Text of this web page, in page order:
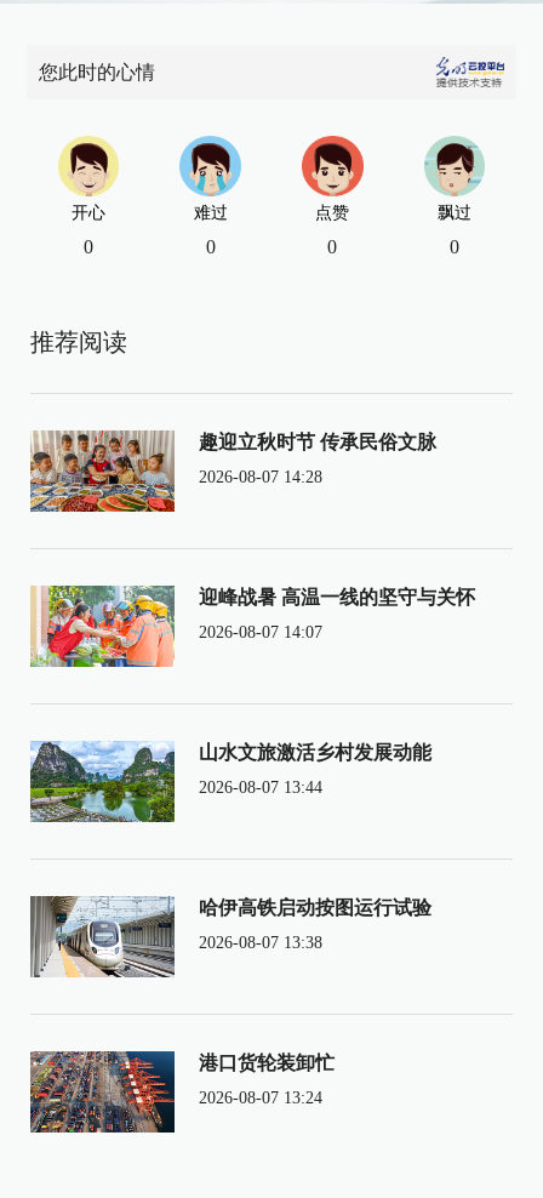
您此时的心情
开心
0
难过
0
点赞
0
飘过
0
推荐阅读
趣迎立秋时节 传承民俗文脉
2026-08-07 14:28
迎峰战暑 高温一线的坚守与关怀
2026-08-07 14:07
山水文旅激活乡村发展动能
2026-08-07 13:44
哈伊高铁启动按图运行试验
2026-08-07 13:38
港口货轮装卸忙
2026-08-07 13:24